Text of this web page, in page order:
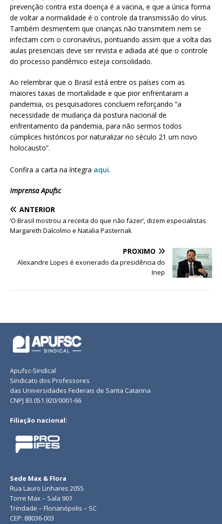
prevenção contra esta doença é a vacina, e que a única forma
de voltar a normalidade é o controle da transmissão do vírus.
Também desmentem que crianças não transmitem nem se
infectam com o coronavírus, pontuando assim que a volta das
aulas presenciais deve ser revista e adiada até que o controle
do processo pandêmico esteja consolidado.
Ao relembrar que o Brasil está entre os países com as
maiores taxas de mortalidade e que pior enfrentaram a
pandemia, os pesquisadores concluem reforçando “a
necessidade de mudança da postura nacional de
enfrentamento da pandemia, para não sermos todos
cúmplices históricos por naturalizar no século 21 um novo
holocausto”.
Confira a carta na íntegra aqui.
Imprensa Apufsc
ANTERIOR
‘O Brasil mostrou a receita do que não fazer’, dizem especialistas
Margareth Dalcolmo e Natalia Pasternak
PRÓXIMO
Alexandre Lopes é exonerado da presidência do
Inep
Apufsc-Sindical
Sindicato dos Professores
das Universidades Federais de Santa Catarina
CNPJ 83.051.920/0001-66
Filiação nacional:
Sede Max & Flora
Rua Lauro Linhares 2055
Torre Max – Sala 901
Trindade – Florianópolis – SC
CEP: 88036-003